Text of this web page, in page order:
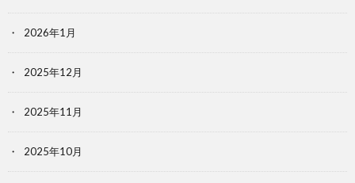
2026年1月
2025年12月
2025年11月
2025年10月